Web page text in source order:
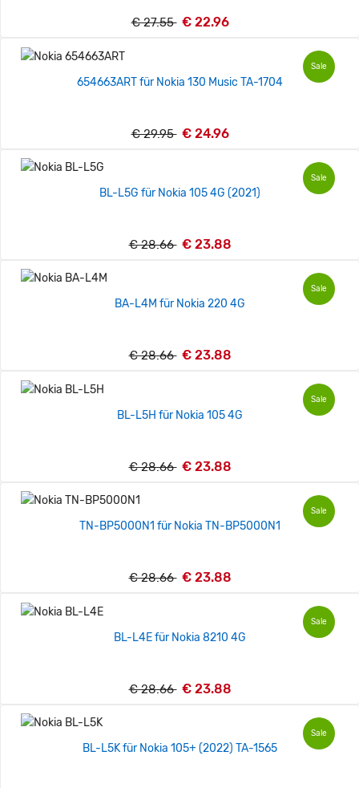
€ 27.55 € 22.96
Sale
654663ART für Nokia 130 Music TA-1704
€ 29.95 € 24.96
Sale
BL-L5G für Nokia 105 4G (2021)
€ 28.66 € 23.88
Sale
BA-L4M für Nokia 220 4G
€ 28.66 € 23.88
Sale
BL-L5H für Nokia 105 4G
€ 28.66 € 23.88
Sale
TN-BP5000N1 für Nokia TN-BP5000N1
€ 28.66 € 23.88
Sale
BL-L4E für Nokia 8210 4G
€ 28.66 € 23.88
Sale
BL-L5K für Nokia 105+ (2022) TA-1565